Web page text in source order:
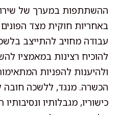
ההשתתפות במערך של
באחריות חוקית מצד
עבודה מחויב להתייצב
להוכיח רצינות במאמציו
ולהיענות להפניות
הכשרה. מנגד, ללשכה חובה
כישוריו, מגבלותיו